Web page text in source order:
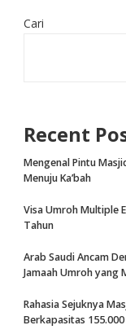
Cari
Recent
Mengenal Pintu
Menuju Ka’bah
Visa Umroh Multiple
Tahun
Arab Saudi Ancam
Jamaah Umroh yang
Rahasia Sejuknya
Berkapasitas